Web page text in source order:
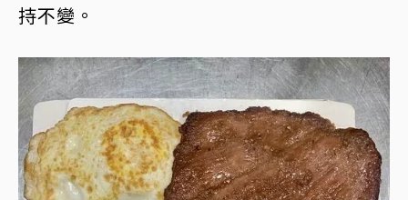
持不變。